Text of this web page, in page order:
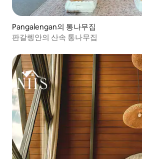
Pangalengan의 통나무집
판갈렝안의 산속 통나무집